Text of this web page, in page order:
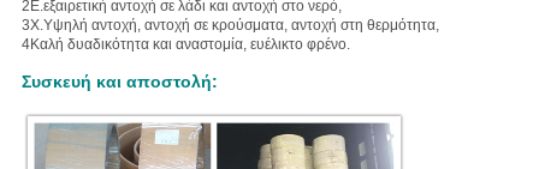
2Ε.εξαιρετική αντοχή σε λάδι και αντοχή στο νερό,
3Χ.Υψηλή αντοχή, αντοχή σε κρούσματα, αντοχή στη θερμότητα,
4Καλή δυαδικότητα και αναστομία, ευέλικτο φρένο.
Συσκευή και αποστολή: